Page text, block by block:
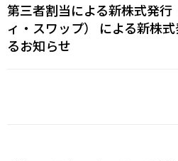
第三者割当による新株式発
ィ・スワップ） による新株
るお知らせ